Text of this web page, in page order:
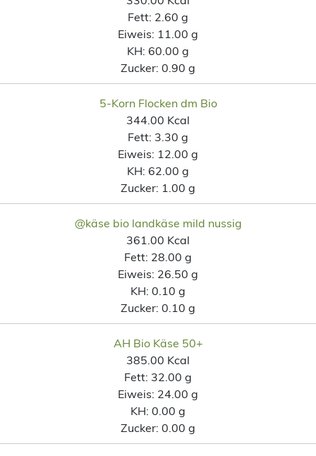
Fett: 2.60 g
Eiweis: 11.00 g
KH: 60.00 g
Zucker: 0.90 g
5-Korn Flocken dm Bio
344.00 Kcal
Fett: 3.30 g
Eiweis: 12.00 g
KH: 62.00 g
Zucker: 1.00 g
@käse bio landkäse mild nussig
361.00 Kcal
Fett: 28.00 g
Eiweis: 26.50 g
KH: 0.10 g
Zucker: 0.10 g
AH Bio Käse 50+
385.00 Kcal
Fett: 32.00 g
Eiweis: 24.00 g
KH: 0.00 g
Zucker: 0.00 g